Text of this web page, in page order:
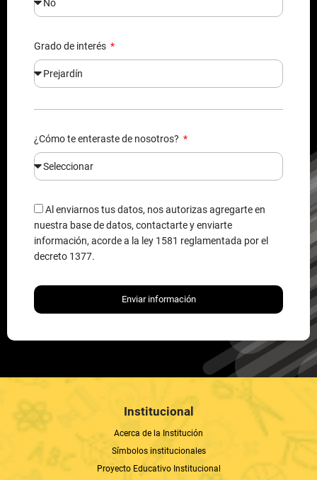
Grado de interés
¿Cómo te enteraste de nosotros?
Al enviarnos tus datos, nos autorizas agregarte en
nuestra base de datos, contactarte y enviarte
información, acorde a la ley 1581 reglamentada por el
decreto 1377.
Enviar información
Institucional
Acerca de la Institución
Símbolos institucionales
Proyecto Educativo Institucional